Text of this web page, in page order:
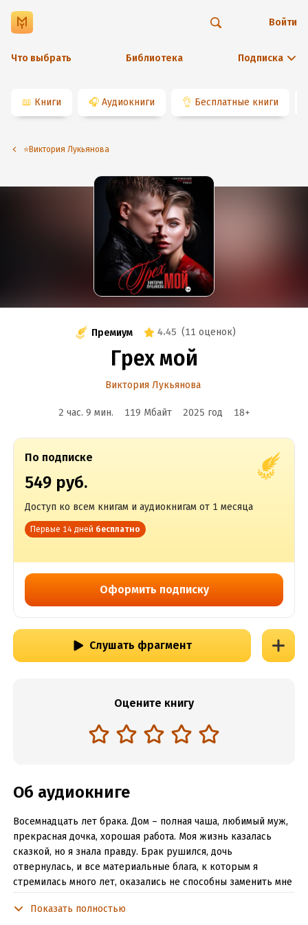
Что выбрать Библиотека Подписка
Войти
📖 Книги 🎧 Аудиокниги 👌 Бесплатные книги
⭐️Виктория Лукьянова
Премиум 4.45 (11 оценок)
Грех мой
Виктория Лукьянова
2 час. 9 мин. 119 Мбайт 2025 год 18+
По подписке
549 руб.
Доступ ко всем книгам и аудиокнигам от 1 месяца
Первые 14 дней бесплатно
Оформить подписку
Слушать фрагмент
Оцените книгу
Об аудиокниге
Восемнадцать лет брака. Дом – полная чаша, любимый муж,
прекрасная дочка, хорошая работа. Моя жизнь казалась
сказкой, но я знала правду. Брак рушился, дочь
отвернулась, и все материальные блага, к которым я
стремилась много лет, оказались не способны заменить мне
чтобы хоть как-то попытаться спасти трещащий по швам
Показать полностью